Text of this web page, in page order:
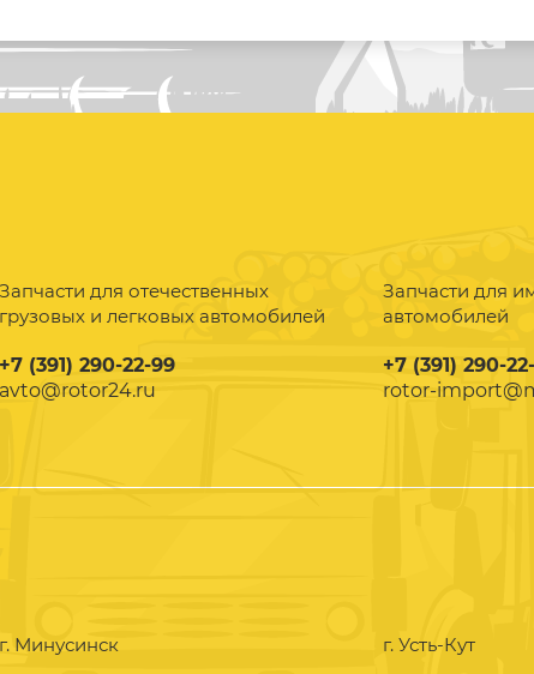
Запчасти для отечественных
грузовых и легковых автомобилей
+7 (391) 290-22-99
avto@rotor24.ru
Запчасти для
автомобилей
+7 (391) 290-
rotor-
г. Минусинск г. Усть-Кут